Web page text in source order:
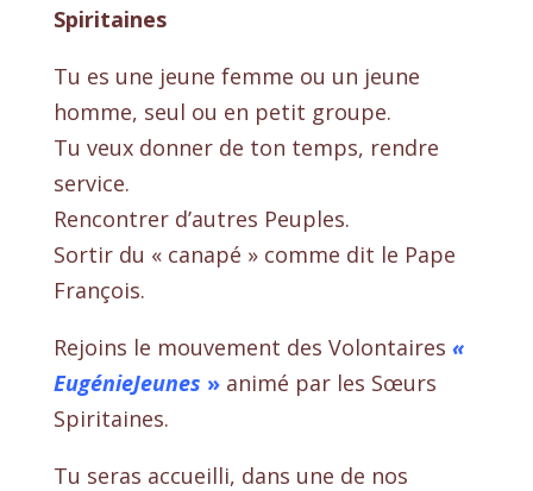
Spiritaines
Tu es une jeune femme ou un jeune
homme, seul ou en petit groupe.
Tu veux donner de ton temps, rendre
service.
Rencontrer d’autres Peuples.
Sortir du « canapé » comme dit le Pape
François.
Rejoins le mouvement des Volontaires «
EugénieJeunes »animé par les Sœurs
Spiritaines.
Tu seras accueilli, dans une de nos